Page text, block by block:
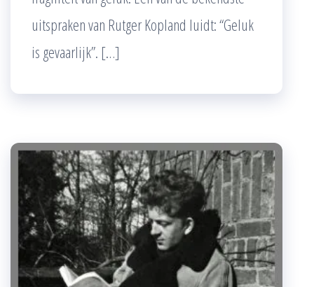
uitspraken van Rutger Kopland luidt: “Geluk
is gevaarlijk”. […]